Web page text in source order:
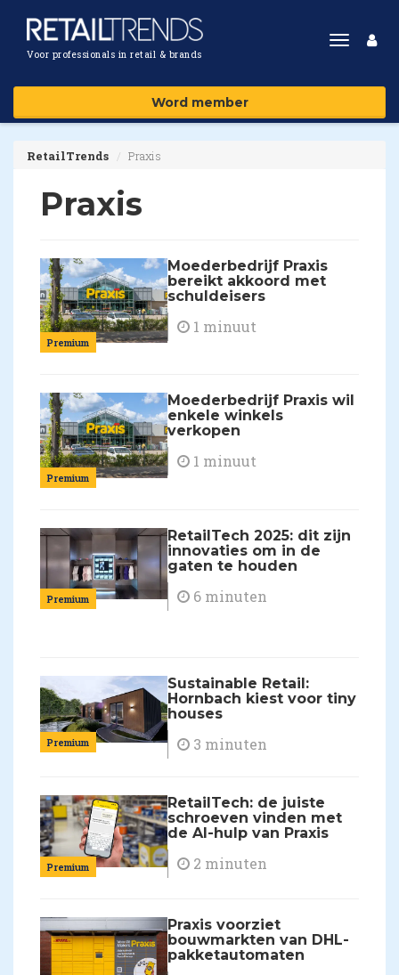
Voor professionals in retail & brands
Toggle
Word member
RetailTrends Praxis
Praxis
Premium
Moederbedrijf Praxis
bereikt akkoord met
schuldeisers
1 minuut
Premium
Moederbedrijf Praxis wil
enkele winkels
verkopen
1 minuut
Premium
RetailTech 2025: dit zijn
innovaties om in de
gaten te houden
6 minuten
Premium
Sustainable Retail:
Hornbach kiest voor tiny
houses
3 minuten
Premium
RetailTech: de juiste
schroeven vinden met
de AI-hulp van Praxis
2 minuten
Praxis voorziet
bouwmarkten van DHL-
pakketautomaten